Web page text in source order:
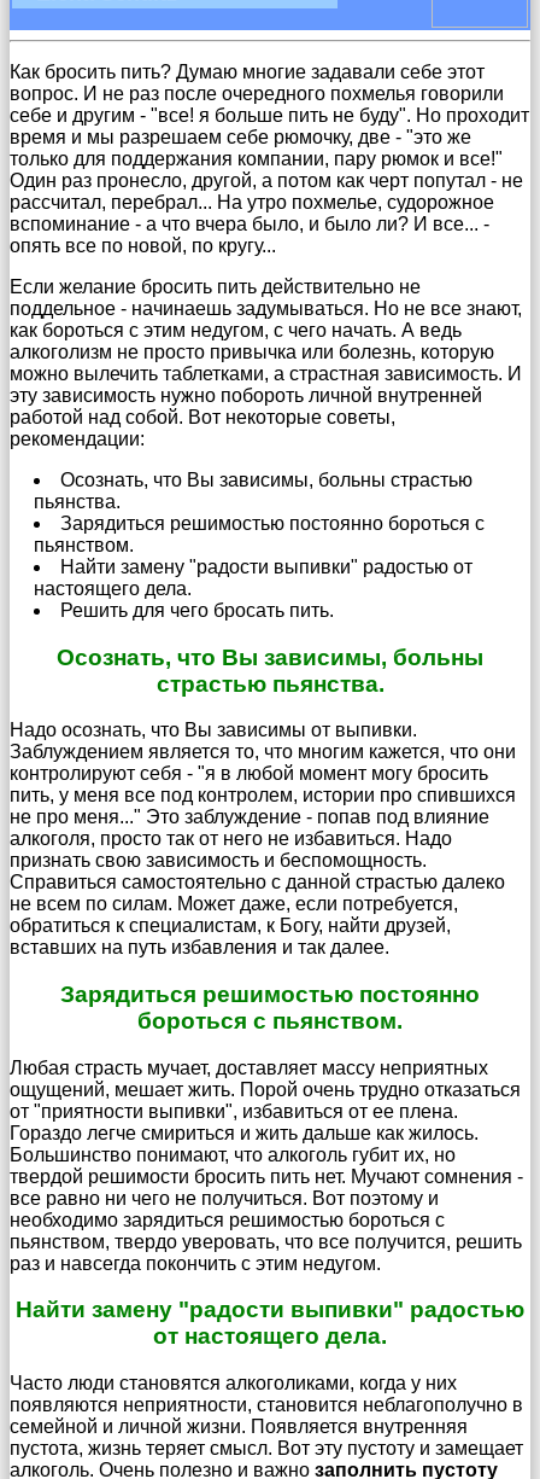
Как бросить пить? Думаю многие задавали себе этот
вопрос. И не раз после очередного похмелья говорили
себе и другим - "все! я больше пить не буду". Но проходит
время и мы разрешаем себе рюмочку, две - "это же
только для поддержания компании, пару рюмок и все!"
Один раз пронесло, другой, а потом как черт попутал - не
рассчитал, перебрал... На утро похмелье, судорожное
вспоминание - а что вчера было, и было ли? И все... -
опять все по новой, по кругу...
Если желание бросить пить действительно не
поддельное - начинаешь задумываться. Но не все знают,
как бороться с этим недугом, с чего начать. А ведь
алкоголизм не просто привычка или болезнь, которую
можно вылечить таблетками, а страстная зависимость. И
эту зависимость нужно побороть личной внутренней
работой над собой. Вот некоторые советы,
рекомендации:
Осознать, что Вы зависимы, больны страстью
пьянства.
Зарядиться решимостью постоянно бороться с
пьянством.
Найти замену "радости выпивки" радостью от
настоящего дела.
Решить для чего бросать пить.
Осознать, что Вы зависимы, больны
страстью пьянства.
Надо осознать, что Вы зависимы от выпивки.
Заблуждением является то, что многим кажется, что они
контролируют себя - "я в любой момент могу бросить
пить, у меня все под контролем, истории про спившихся
не про меня..." Это заблуждение - попав под влияние
алкоголя, просто так от него не избавиться. Надо
признать свою зависимость и беспомощность.
Справиться самостоятельно с данной страстью далеко
не всем по силам. Может даже, если потребуется,
обратиться к специалистам, к Богу, найти друзей,
вставших на путь избавления и так далее.
Зарядиться решимостью постоянно
бороться с пьянством.
Любая страсть мучает, доставляет массу неприятных
ощущений, мешает жить. Порой очень трудно отказаться
от "приятности выпивки", избавиться от ее плена.
Гораздо легче смириться и жить дальше как жилось.
Большинство понимают, что алкоголь губит их, но
твердой решимости бросить пить нет. Мучают сомнения -
все равно ни чего не получиться. Вот поэтому и
необходимо зарядиться решимостью бороться с
пьянством, твердо уверовать, что все получится, решить
раз и навсегда покончить с этим недугом.
Найти замену "радости выпивки" радостью
от настоящего дела.
Часто люди становятся алкоголиками, когда у них
появляются неприятности, становится неблагополучно в
семейной и личной жизни. Появляется внутренняя
пустота, жизнь теряет смысл. Вот эту пустоту и замещает
алкоголь. Очень полезно и важно заполнить пустоту